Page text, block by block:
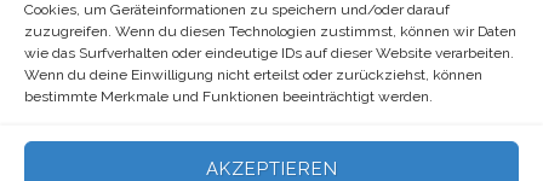
Cookies, um Geräteinformationen zu speichern und/oder darauf
zuzugreifen. Wenn du diesen Technologien zustimmst, können wir Daten
wie das Surfverhalten oder eindeutige IDs auf dieser Website verarbeiten.
Wenn du deine Einwilligung nicht erteilst oder zurückziehst, können
bestimmte Merkmale und Funktionen beeinträchtigt werden.
AKZEPTIEREN
META
Eintrags-Feed